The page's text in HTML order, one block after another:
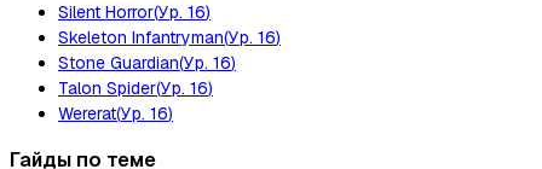
Silent Horror(Ур. 16)
Skeleton Infantryman(Ур. 16)
Stone Guardian(Ур. 16)
Talon Spider(Ур. 16)
Wererat(Ур. 16)
Гайды по теме